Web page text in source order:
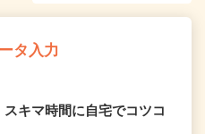
タ入力
キマ時間に自宅でコツコ